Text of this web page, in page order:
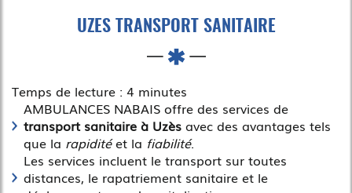
UZES TRANSPORT SANITAIRE
Temps de lecture : 4 minutes
AMBULANCES NABAIS offre des services de
transport sanitaire à Uzès avec des avantages tels
que la rapiditéet la fiabilité.
Les services incluent le transport sur toutes
distances, le rapatriement sanitaire et le